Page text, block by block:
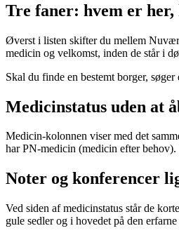
Tre faner: hvem er
Øverst i listen skifter du mellem
medicin og velkomst, inden de står i
Skal du finde en bestemt borger,
Medicinstatus uden at
Medicin-kolonnen viser med det
har PN-medicin (medicin efter
Noter og konferencer
Ved siden af medicinstatus står de
gule sedler og i hovedet på den